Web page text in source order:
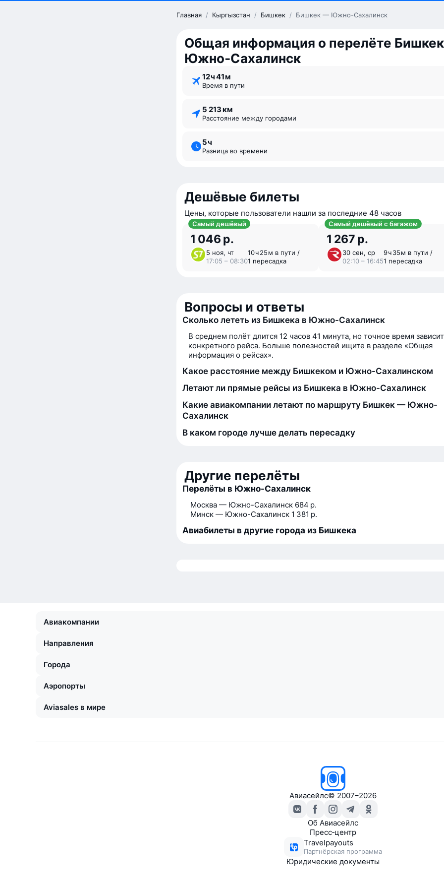
Главная / Кыргызстан / Бишкек / Бишкек — Южно-Сахалинск
Общая информация о перелёте
Южно‑Сахалинск
12 ⁠ч 41 ⁠м
Время в пути
5 213 км
Расстояние между городами
5 ⁠ч
Разница во времени
Дешёвые билеты
Цены, которые пользователи нашли за последние 48 часов
Самый дешёвый
1 046 р.
5 ноя, чт
17:05 – 08:30
10 ⁠ч 25 ⁠м в пути /
1 пересадка
Самый дешёвый с багажом
1 267 р.
30 сен, ср
02:10 – 16:45
9 ⁠ч 35 ⁠м в пути /
1 пересадка
Вопросы и ответы
Сколько лететь из Бишкека в Южно-Сахалинск
В среднем полёт длится 12 часов 41 минута, но точное время
конкретного рейса. Больше полезностей ищите в разделе «Общая
информация о рейсах».
Какое расстояние между Бишкеком и Южно-Сахалинском
Летают ли прямые рейсы из Бишкека в Южно-Сахалинск
Какие авиакомпании летают по маршруту Бишкек — Южно-
Сахалинск
В каком городе лучше делать пересадку
Другие перелёты
Перелёты в Южно-Сахалинск
Москва — Южно-Сахалинск 684 р.
Минск — Южно-Сахалинск 1 381 р.
Авиабилеты в другие города из Бишкека
Авиакомпании
Направления
Города
Аэропорты
Aviasales в мире
Авиасейлс© 2007–2026
Об Авиасейлс
Пресс‑центр
Travelpayouts
Партнёрская программа
Юридические документы